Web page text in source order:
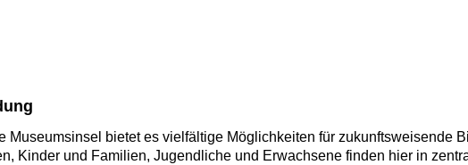
Museumsinsel bietet es vielfältige Möglichkeiten für zukunftsweisende
Kinder und Familien, Jugendliche und Erwachsene finden hier in